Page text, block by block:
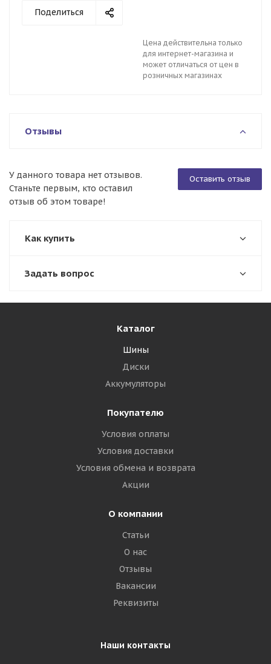
Поделиться
Цена действительна только
для интернет-магазина и
может отличаться от цен в
розничных магазинах
Отзывы
Оставить отзыв
У данного товара нет отзывов.
Станьте первым, кто оставил
отзыв об этом товаре!
Как купить
Задать вопрос
Каталог
Шины
Диски
Аккумуляторы
Покупателю
Условия оплаты
Условия доставки
Условия обмена и возврата
Акции
О компании
Статьи
О нас
Отзывы
Вакансии
Реквизиты
Наши контакты